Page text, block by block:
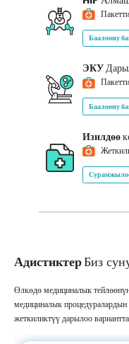
Баалоону
ЭКУ
Баалоону
Изилдөө
АдистиктерБиз
Өлкөдө медициналык
медициналык
жеткиликтүү дарылоо